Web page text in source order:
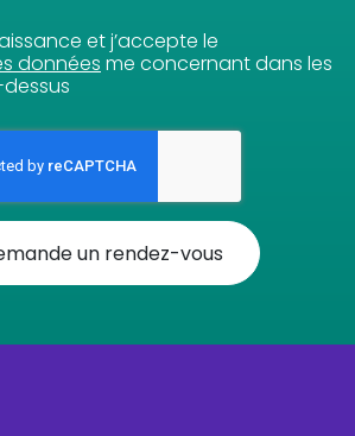
et j’accepte le
données me concernant dans les
un rendez-vous